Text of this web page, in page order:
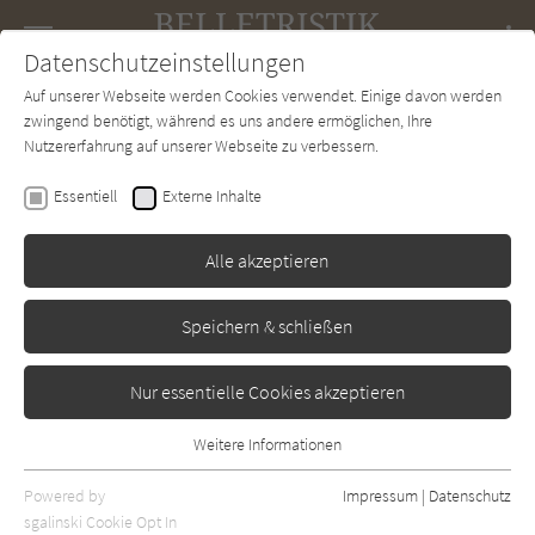
SUCHE Forum Charts Newsletter
Mercedes Lauenstein
Zuschauen und Winken
Erschienen: Februar 2025 0
Datenschutzeinstellungen
Auf unserer Webseite werden Cookies verwendet. Einige davon werden
zwingend benötigt, während es uns andere ermöglichen, Ihre
Nutzererfahrung auf unserer Webseite zu verbessern.
Essentiell Externe Inhalte
Alle akzeptieren
Speichern & schließen
Nur essentielle Cookies akzeptieren
Essentielle Cookies werden für grundlegende Funktionen der
Webseite benötigt. Dadurch ist gewährleistet, dass die Webseite
Weitere Informationen
Powered by
sgalinski Cookie Opt In
Impressum | Datenschutz